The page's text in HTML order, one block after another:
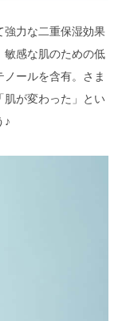
強力な二重保湿効果
敏感な肌のための低
ールを含有。さま
肌が変わった」とい
♪